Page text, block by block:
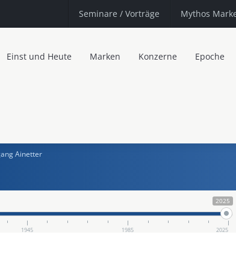
Seminare / Vorträge Mythos
Einst und Heute Marken Konzerne Epoche
Ainetter
2025
1945 1985 2025